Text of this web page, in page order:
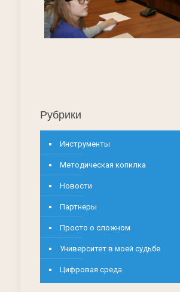
Рубрики
Инструменты
Методическая копилка
Новости
Партнеры
Просто о сложном
Университет в моей судьбе
Цифровая среда